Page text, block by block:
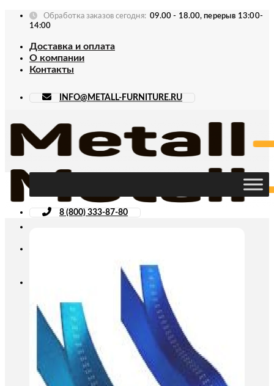
Skip
Обработка заказов сегодня: 09.00 - 18.00, перерыв 13:00-
14:00
Доставка и оплата
О компании
Контакты
INFO@METALL-FURNITURE.RU
8 (800) 333-87-80